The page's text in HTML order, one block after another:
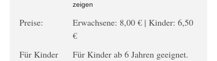
zeigen
Preise:
Erwachsene: 8,00 € | Kinder: 6,50
€
Für Kinder
Für Kinder ab 6 Jahren geeignet.